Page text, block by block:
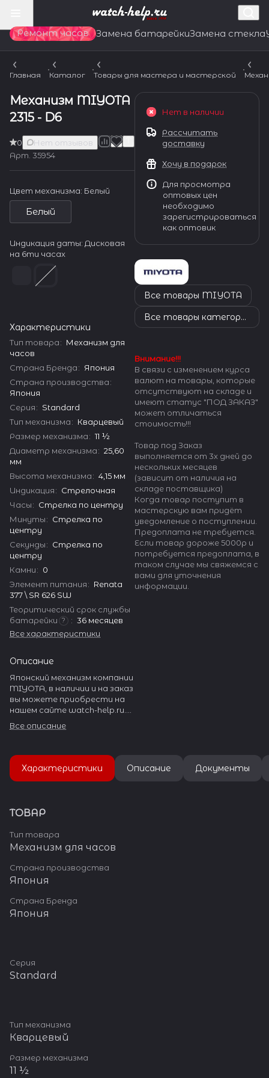
Ремонт часов Замена батарейкиЗамена стекла
Главная Каталог Товары для мастера и мастерской
Механизм MIYOTA
2315 - D6
0
Нет отзывов
Арт. 35954
Цвет механизма: Белый
Белый
Индикация даты: Дисковая
на 6ти часах
Характеристики
Тип товара: Механизм для
часов
Страна Бренда: Япония
Страна производства:
Япония
Серия: Standard
Тип механизма: Кварцевый
Размер механизма: 11 ½
Диаметр механизма: 25,60
мм
Высота механизма: 4,15 мм
Индикация: Стрелочная
Часы: Стрелка по центру
Минуты: Стрелка по
центру
Секунды: Стрелка по
центру
Камни: 0
Элемент питания: Renata
377 \ SR 626 SW
Теоритический срок службы
батарейки ? : 36 месяцев
Все характеристики
Описание
Японский механизм компании
MIYOTA, в наличии и на заказ
вы можете приобрести на
нашем сайте watch-help.ru.
огромное количество
механизмов.
Все описание
Нет в наличии
Рассчитать
доставку
Хочу в подарок
Для просмотра
оптовых цен
необходимо
зарегистрироваться
как оптовик
Все товары MIYOTA
Все товары категории
Внимание!!!
В связи с изменением курса
валют на товары, которые
отсутствуют на складе и
имеют статус "ПОД ЗАКАЗ"
может отличаться
стоимость!!!
Товар под Заказ
выполняется от 3х дней до
нескольких месяцев
(зависит от наличия на
складе поставщика)
Когда товар поступит в
мастерскую вам придёт
уведомление о поступлении.
Предоплата не требуется.
Если товар дороже 5000р и
потребуется предоплата, в
таком случае мы свяжемся с
вами для уточнения
информации.
Характеристики Описание Документы
ТОВАР
Тип товара
Механизм для часов
Страна производства
Япония
Страна Бренда
Япония
Серия
Standard
Тип механизма
Кварцевый
Размер механизма
11 ½